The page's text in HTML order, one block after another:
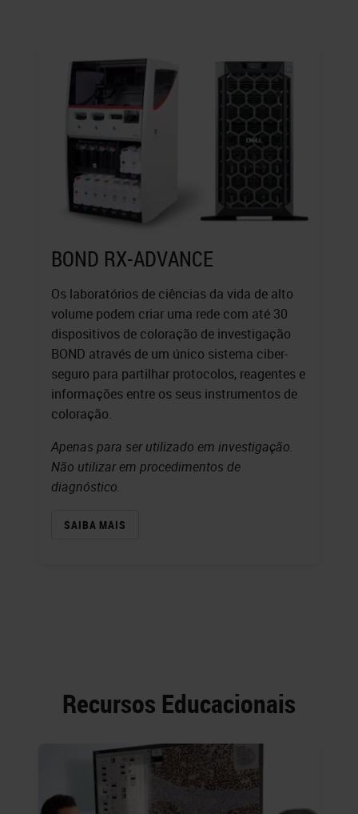
BOND RX-ADVANCE
Os laboratórios de ciências da vida de alto
volume podem criar uma rede com até 30
dispositivos de coloração de investigação
BOND através de um único sistema ciber-
seguro para partilhar protocolos, reagentes e
informações entre os seus instrumentos de
coloração.
Apenas para ser utilizado em investigação.
Não utilizar em procedimentos de
diagnóstico.
SAIBA MAIS
Recursos Educacionais